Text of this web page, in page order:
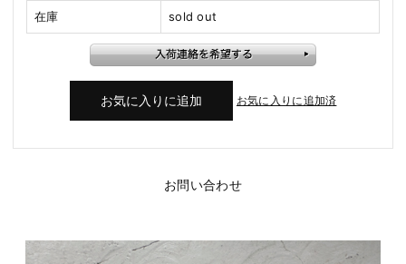
在庫 sold out
お気に入りに追加済
お問い合わせ